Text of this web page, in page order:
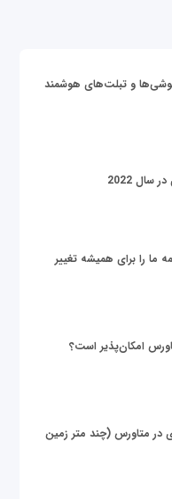
گوشی‌ها و تبلت‌های هوشمند
ما را برای همیشه تغییر
امکان‌پذیر است؟
دلاری در متاورس (چند متر زمین